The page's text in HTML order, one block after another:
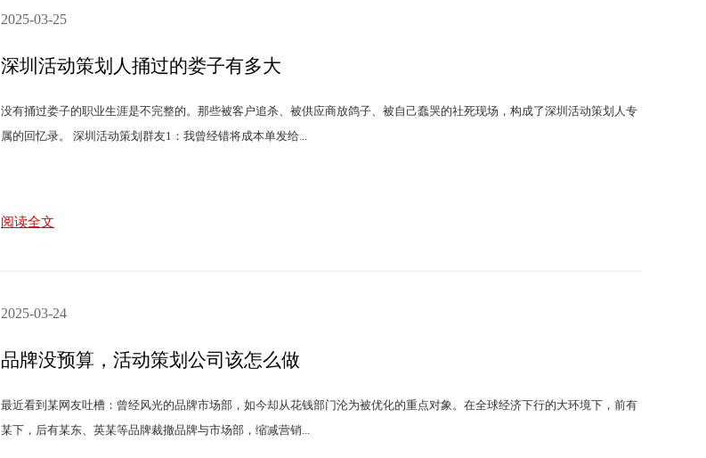
2025-03-25
深圳活动策划人捅过的娄子有多大
没有捅过娄子的职业生涯是不完整的。那些被客户追杀、被供应商放鸽子、被自己蠢哭的社死现场，构成了深圳活动策划人专
属的回忆录。 深圳活动策划群友1：我曾经错将成本单发给...
阅读全文
2025-03-24
品牌没预算，活动策划公司该怎么做
最近看到某网友吐槽：曾经风光的品牌市场部，如今却从花钱部门沦为被优化的重点对象。在全球经济下行的大环境下，前有
某下，后有某东、英某等品牌裁撤品牌与市场部，缩减营销...